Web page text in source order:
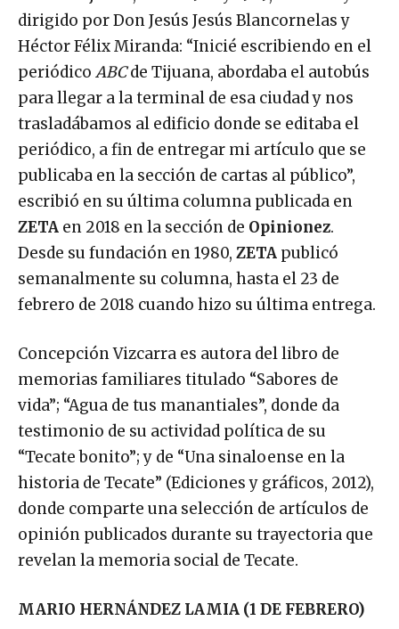
dirigido por Don Jesús Jesús Blancornelas y
Héctor Félix Miranda: “Inicié escribiendo en el
periódico ABC de Tijuana, abordaba el autobús
para llegar a la terminal de esa ciudad y nos
trasladábamos al edificio donde se editaba el
periódico, a fin de entregar mi artículo que se
publicaba en la sección de cartas al público”,
escribió en su última columna publicada en
ZETA en 2018 en la sección de Opinionez.
Desde su fundación en 1980, ZETA publicó
semanalmente su columna, hasta el 23 de
febrero de 2018 cuando hizo su última entrega.
Concepción Vizcarra es autora del libro de
memorias familiares titulado “Sabores de
vida”; “Agua de tus manantiales”, donde da
testimonio de su actividad política de su
“Tecate bonito”; y de “Una sinaloense en la
historia de Tecate” (Ediciones y gráficos, 2012),
donde comparte una selección de artículos de
opinión publicados durante su trayectoria que
revelan la memoria social de Tecate.
MARIO HERNÁNDEZ LAMIA (1 DE FEBRERO)